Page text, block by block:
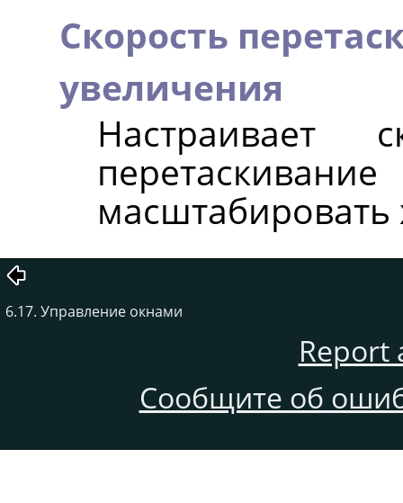
Скорость
увеличения
Настраивает
масштабировать
6.17. Управление окнами
Report
Сообщите об